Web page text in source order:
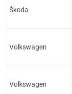
Škoda
Volkswagen
Volkswagen